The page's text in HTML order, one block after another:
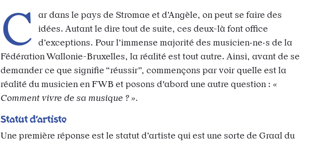
C
ar dans le pays de Stromae et d’Angèle, on peut se faire des
idées. Autant le dire tout de suite, ces deux-là font office
d’exceptions. Pour l’immense majorité des musicien·ne·s de la
Fédération Wallonie-Bruxelles, la réalité est tout autre. Ainsi, avant de se
demander ce que signifie “réussir”, commençons par voir quelle est la
réalité du musicien en FWB et posons d'abord une autre question : «
Comment vivre de sa musique ? ».
Statut d’artiste
Une première réponse est le statut d’artiste qui est une sorte de Graal du